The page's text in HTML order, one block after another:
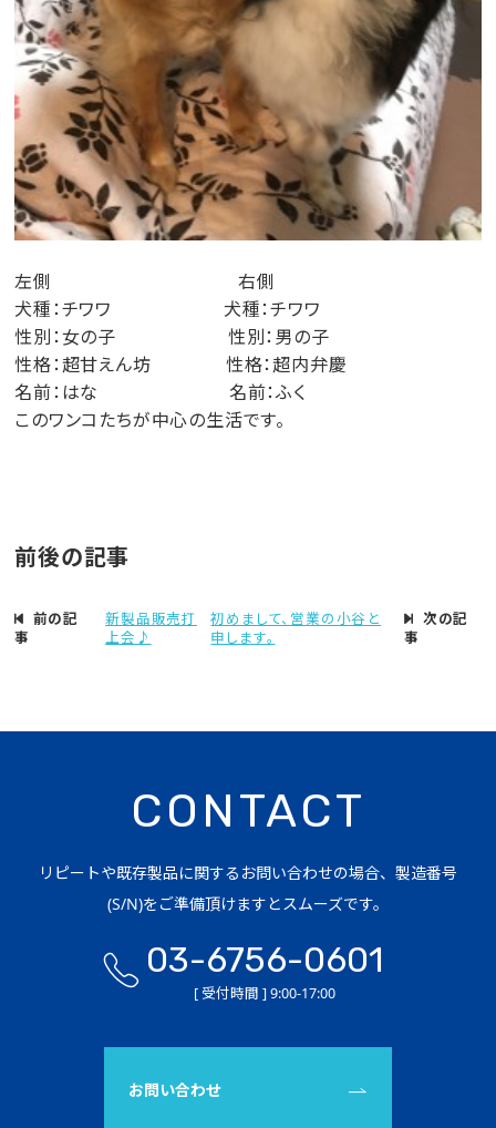
左側 右側
犬種：チワワ 犬種：チワワ
性別：女の子 性別：男の子
性格：超甘えん坊 性格：超内弁慶
名前：はな 名前：ふく
このワンコたちが中心の生活です。
前後の記事
前の記
事
新製品販売打
上会♪
次の記
事
初めまして、営業の小谷と
申します。
CONTACT
リピートや既存製品に関するお問い合わせの場合、製造番号
(S/N)をご準備頂けますとスムーズです。
03-6756-0601
[ 受付時間 ] 9:00-17:00
お問い合わせ